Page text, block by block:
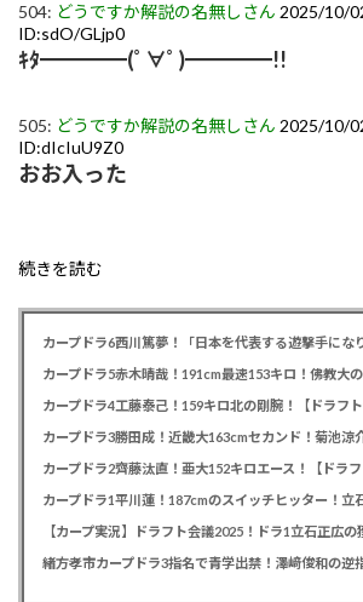
504: どうですか解説の名無しさん 2025/10/
ID:sdO/GLjp0
ｷﾀ━━━━(ﾟ∀ﾟ)━━━━!!
505: どうですか解説の名無しさん 2025/10/
ID:dIcIuU9Z0
おお入った
続きを読む
カープドラ4工藤泰己！159キロ北の剛腕！【ドラフト
カープドラ2齊藤汰直！亜大152キロエース！【ドラフ
【カープ実況】ドラフト会議2025！ドラ1立石正広の